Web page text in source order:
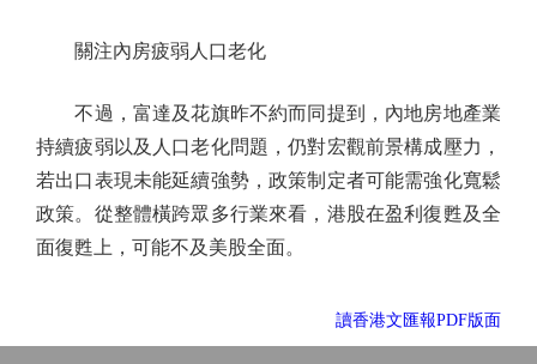
關注內房疲弱人口老化
不過，富達及花旗昨不約而同提到，內地房地產業
持續疲弱以及人口老化問題，仍對宏觀前景構成壓力，
若出口表現未能延續強勢，政策制定者可能需強化寬鬆
政策。從整體橫跨眾多行業來看，港股在盈利復甦及全
面復甦上，可能不及美股全面。
讀香港文匯報PDF版面